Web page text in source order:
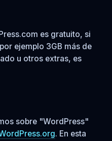
es gratuito, si
ejemplo 3GB más de
u otros extras, es
sobre "WordPress"
. En esta